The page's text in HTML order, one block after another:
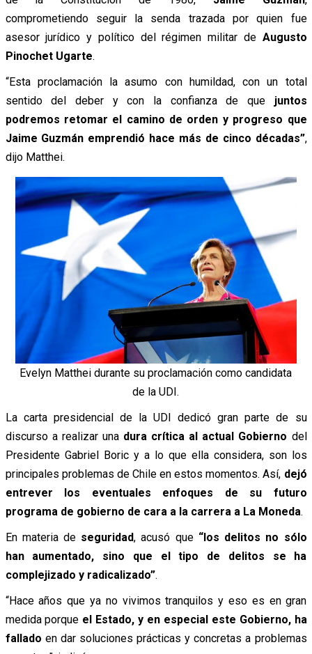
comprometiendo seguir la senda trazada por quien fue
asesor jurídico y político del régimen militar de Augusto
Pinochet Ugarte.
“Esta proclamación la asumo con humildad, con un total
sentido del deber y con la confianza de que juntos
podremos retomar el camino de orden y progreso que
Jaime Guzmán emprendió hace más de cinco décadas”,
dijo Matthei.
Evelyn Matthei durante su proclamación como candidata
de la UDI.
La carta presidencial de la UDI dedicó gran parte de su
discurso a realizar una dura crítica al actual Gobierno del
Presidente Gabriel Boric y a lo que ella considera, son los
principales problemas de Chile en estos momentos. Así, dejó
entrever los eventuales enfoques de su futuro
programa de gobierno de cara a la carrera a La Moneda.
En materia de seguridad, acusó que“los delitos no sólo
han aumentado, sino que el tipo de delitos se ha
complejizado y radicalizado”.
“Hace años que ya no vivimos tranquilos y eso es en gran
medida porque el Estado, y en especial este Gobierno, ha
fallado en dar soluciones prácticas y concretas a problemas